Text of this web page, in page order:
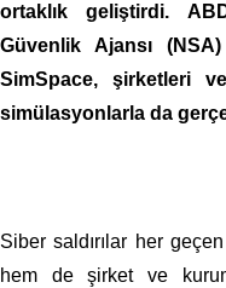
ortaklık geliştirdi.
Güvenlik Ajansı
SimSpace, şirketleri
simülasyonlarla da
Siber saldırılar her
hem de şirket ve